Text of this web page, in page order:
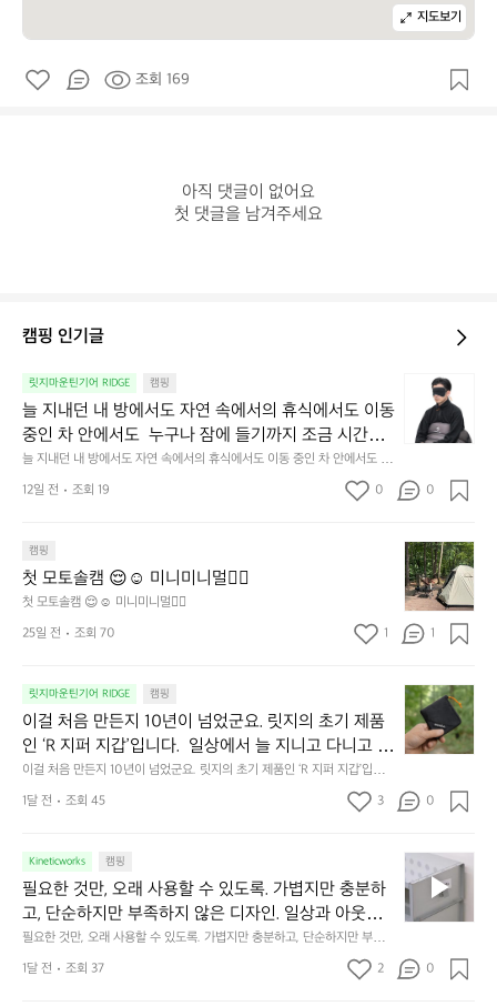
지도보기
조회 169
아직 댓글이 없어요
첫 댓글을 남겨주세요
캠핑 인기글
릿지마운틴기어 RIDGE 캠핑
늘 지내던 내 방에서도 자연 속에서의 휴식에서도 이동
중인 차 안에서도  누구나 잠에 들기까지 조금 시간이
걸리는 순간이 있습니다.  그럴 때는 차분하게 눈을 가
려보세요. 마치 암막 커튼을 조용히 내리듯이.  Polarte
c® Wind Pro™의 온기가 눈가를 포근히 감싸줍니다.
줍니다.  이 슬립 웜을 쓰는 것만으로 그곳은 나만의 밤
이 됩니다.  안녕히 주무세요.
늘 지내던 내 방에서도 자연 속에서의 휴식에서도 이동 중인 차 안에서도  누
구나 잠에 들기까지 조금 시간이 걸리는 순간이 있습니다.  그럴 때는 차분하
게 눈을 가려보세요. 마치 암막 커튼을 조용히 내리듯이.  Polartec® Wind
밤이 됩니다.  안녕히 주무세요.
내
던
방
도
자
연
속
에
의
휴
식
에
도
이
중
인
차
안
서
도
12일 전 조회 19 0 0
캠핑
첫 모토솔캠 😌☺️ 미니미니멀👌🏼
첫 모토솔캠 😌☺️ 미니미니멀👌🏼
첫
모
토
솔
캠
☺️
미
니
미
멀
👌🏼
25일 전 조회 70 1 1
릿지마운틴기어 RIDGE 캠핑
이걸 처음 만든지 10년이 넘었군요. 릿지의 초기 제품
인 ‘R 지퍼 지갑’입니다.  일상에서 늘 지니고 다니고 싶
어지는 물건에는 크기, 무게, 형태, 색감 사이의 아주 미
묘한 밸런스가 존재합니다.  예를 들자면 일에 집중하
느라 책상 위 가장자리에 대충 걸쳐 놓아도 시야에 걸
는 균형감에서 출발했습니다.  그중에서도 슬림함에 철
저히 집착했습니다. 튼튼한 내구도와 넉넉한 수납력을
해치치 않는 선에서, 가장 가볍고 얇게 설계했습니다.
이 디자인과 사용감은, 꼭 직접 손으로 만져보며 경험
해 보시기를 바랍니다.
이걸 처음 만든지 10년이 넘었군요. 릿지의 초기 제품인 ‘R 지퍼 지갑’입니
다.  일상에서 늘 지니고 다니고 싶어지는 물건에는 크기, 무게, 형태, 색감
사이의 아주 미묘한 밸런스가 존재합니다.  예를 들자면 일에 집중하느라 책
철저히 집착했습니다. 튼튼한 내구도와 넉넉한 수납력을 해치치 않는 선에
서, 가장 가볍고 얇게 설계했습니다.  이 디자인과 사용감은, 꼭 직접 손으로
만져보며 경험해 보시기를 바랍니다.
이
걸
처
음
든
0
년
이
넘
군
1달 전 조회 45 3 0
Kineticworks 캠핑
필요한 것만, 오래 사용할 수 있도록. 가볍지만 충분하
고, 단순하지만 부족하지 않은 디자인. 일상과 아웃도
어의 경계를 자연스럽게 이어주는 RIDGE MOUNTAIN
GEAR. 키네틱웍스에서 만나보세요.
필요한 것만, 오래 사용할 수 있도록. 가볍지만 충분하고, 단순하지만 부족하
지 않은 디자인. 일상과 아웃도어의 경계를 자연스럽게 이어주는 RIDGE M
OUNTAIN GEAR. 키네틱웍스에서 만나보세요.
필
요
한
것
오
1달 전 조회 37 2 0